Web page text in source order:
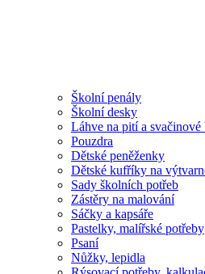
Školní penály
Školní desky
Láhve na pití a svačinové
Pouzdra
Dětské peněženky
Dětské kufříky na
Sady školních potřeb
Zástěry na malování
Sáčky a kapsáře
Pastelky, malířské potřeby
Psaní
Nůžky, lepidla